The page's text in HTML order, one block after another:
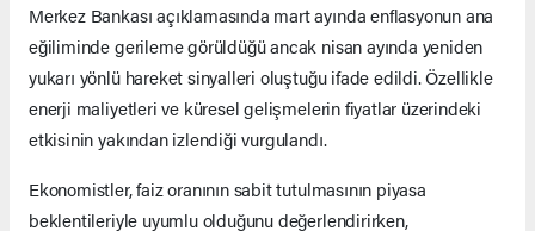
Merkez Bankası açıklamasında mart ayında enflasyonun ana
eğiliminde gerileme görüldüğü ancak nisan ayında yeniden
yukarı yönlü hareket sinyalleri oluştuğu ifade edildi. Özellikle
enerji maliyetleri ve küresel gelişmelerin fiyatlar üzerindeki
etkisinin yakından izlendiği vurgulandı.
Ekonomistler, faiz oranının sabit tutulmasının piyasa
beklentileriyle uyumlu olduğunu değerlendirirken,